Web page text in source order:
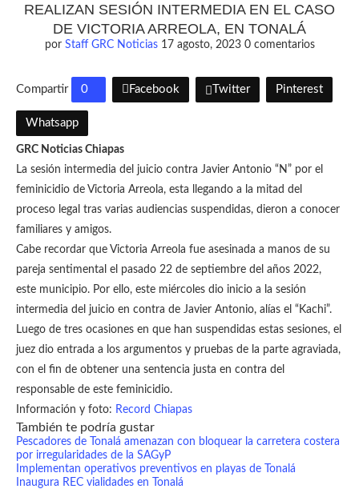
REALIZAN SESIÓN INTERMEDIA EN EL CASO
DE VICTORIA ARREOLA, EN TONALÁ
por Staff GRC Noticias 17 agosto, 2023 0 comentarios
Compartir 0 Facebook Twitter Pinterest
Whatsapp
GRC Noticias Chiapas
La sesión intermedia del juicio contra Javier Antonio “N” por el
feminicidio de Victoria Arreola, esta llegando a la mitad del
proceso legal tras varias audiencias suspendidas, dieron a conocer
familiares y amigos.
Cabe recordar que Victoria Arreola fue asesinada a manos de su
pareja sentimental el pasado 22 de septiembre del años 2022,
este municipio. Por ello, este miércoles dio inicio a la sesión
intermedia del juicio en contra de Javier Antonio, alías el “Kachi”.
Luego de tres ocasiones en que han suspendidas estas sesiones, el
juez dio entrada a los argumentos y pruebas de la parte agraviada,
con el fin de obtener una sentencia justa en contra del
responsable de este feminicidio.
Información y foto: Record Chiapas
También te podría gustar
Pescadores de Tonalá amenazan con bloquear la carretera costera
por irregularidades de la SAGyP
Implementan operativos preventivos en playas de Tonalá
Inaugura REC vialidades en Tonalá